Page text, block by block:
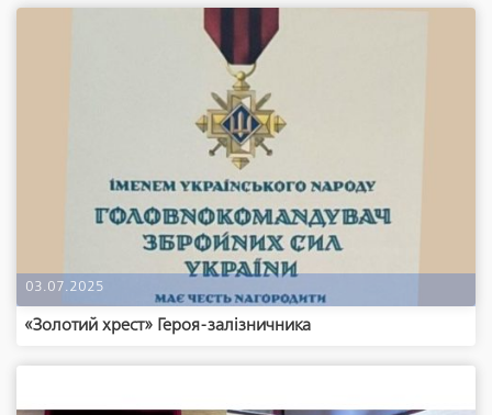
03.07.2025
«Золотий хрест» Героя-залізничника